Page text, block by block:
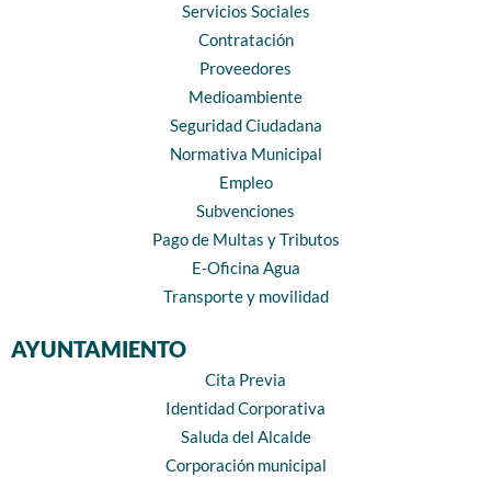
Servicios Sociales
Contratación
Proveedores
Medioambiente
Seguridad Ciudadana
Normativa Municipal
Empleo
Subvenciones
Pago de Multas y Tributos
E-Oficina Agua
Transporte y movilidad
AYUNTAMIENTO
Cita Previa
Identidad Corporativa
Saluda del Alcalde
Corporación municipal